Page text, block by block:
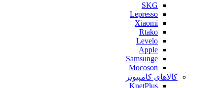
SKG
Lepresso
Xiaomi
Rtako
Levelo
Apple
Samsunge
Mocoson
کالاهای کامپیوتر
KnetPlus